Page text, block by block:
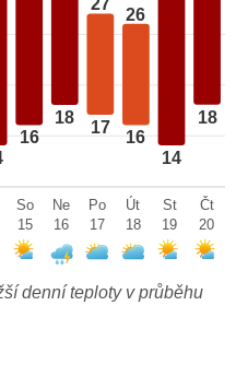
16
18
27
17
26
16
14
18
So
15
Ne
16
Po
17
Út
18
St
19
Čt
20
denní teploty v průběhu